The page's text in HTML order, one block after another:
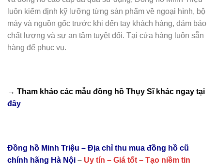
luôn kiểm định kỹ lưỡng từng sản phẩm về ngoại hình, bộ
máy và nguồn gốc trước khi đến tay khách hàng, đảm bảo
chất lượng và sự an tâm tuyệt đối. Tại cửa hàng luôn sẵn
hàng để phục vụ.
→ Tham khảo các mẫu đồng hồ Thụy Sĩkhác ngay tại
đây
Đồng hồ Minh Triệu – Địa chỉ thu mua đồng hồ cũ
chính hãng Hà Nội – Uy tín – Giá tốt – Tạo niềm tin